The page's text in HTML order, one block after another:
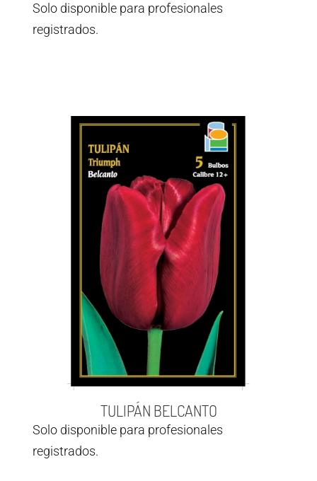
Solo disponible para profesionales
registrados.
TULIPÁN BELCANTO
Solo disponible para profesionales
registrados.